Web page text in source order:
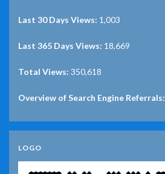
Last 30 Days Views: 1,003
Last 365 Days Views: 18,669
Total Views: 350,618
Overview of Search Engine Referrals:
LOGO